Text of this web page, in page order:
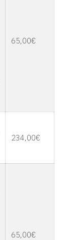
65,00€
234,00€
65,00€